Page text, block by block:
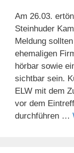
Am 26.03.
Steinhuder
Meldung
ehemaligen
hörbar sowie
sichtbar sein.
ELW mit dem
vor dem
durchführen …